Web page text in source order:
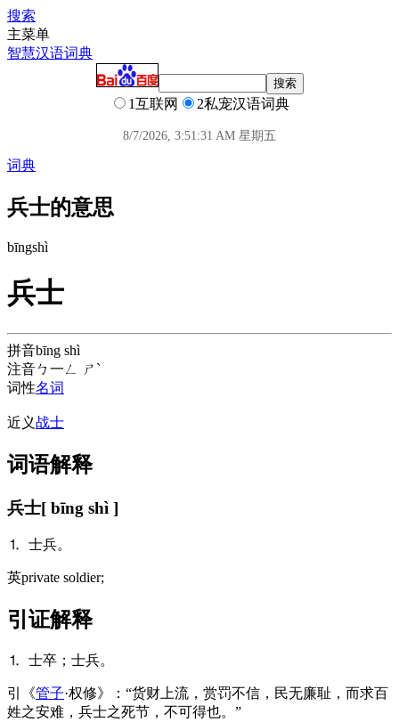
搜索
主菜单
智慧汉语词典
1互联网 2私宠汉语词典
8/7/2026, 3:51:31 AM 星期五
词典
兵士的意思
bīngshì
兵士
拼音bīng shì
注音ㄅ一ㄥ ㄕˋ
词性名词
近义战士
词语解释
兵士[ bīng shì ]
⒈ 士兵。
英private soldier;
引证解释
⒈ 士卒；士兵。
引 《管子·权修》：“货财上流，赏罚不信，民无廉耻，而求百
姓之安难，兵士之死节，不可得也。”